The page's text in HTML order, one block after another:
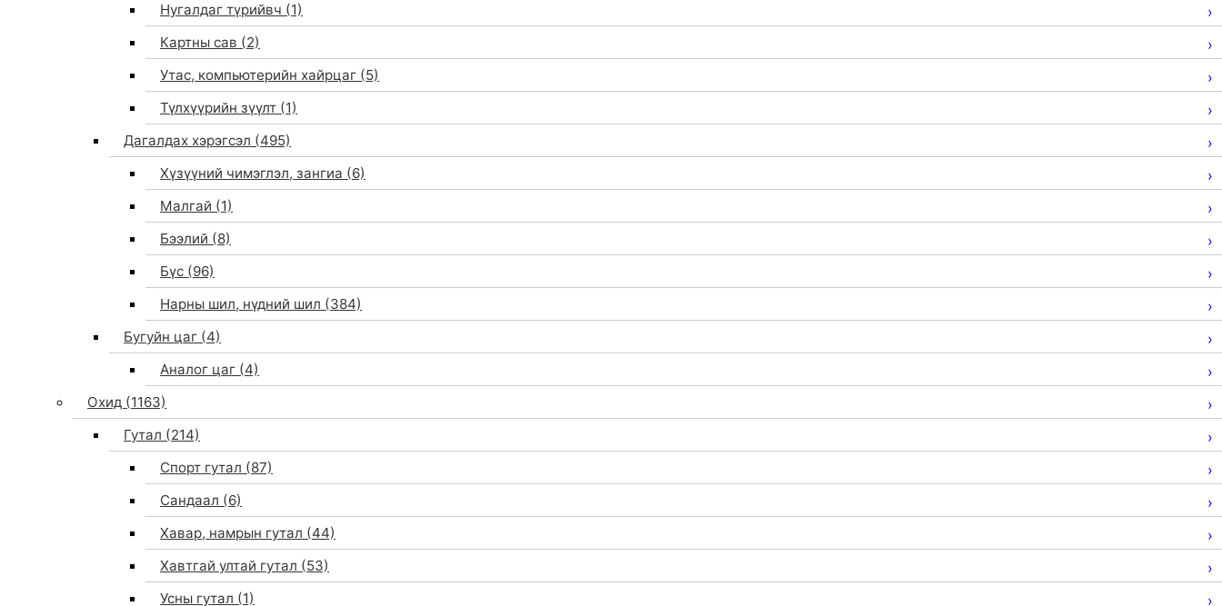
Нугалдаг түрийвч (1)
Картны сав (2)
Утас, компьютерийн хайрцаг (5)
Түлхүүрийн зүүлт (1)
Дагалдах хэрэгсэл (495)
Хүзүүний чимэглэл, зангиа (6)
Малгай (1)
Бээлий (8)
Бүс (96)
Нарны шил, нүдний шил (384)
Бугуйн цаг (4)
Аналог цаг (4)
Охид (1163)
Гутал (214)
Спорт гутал (87)
Сандаал (6)
Хавар, намрын гутал (44)
Хавтгай ултай гутал (53)
Усны гутал (1)